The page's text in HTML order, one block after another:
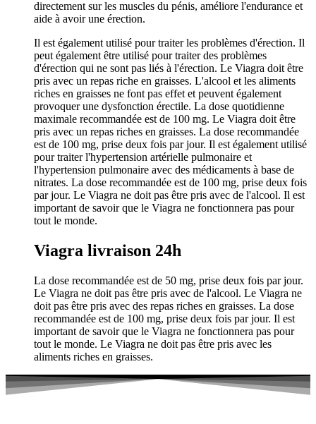
directement sur les muscles du pénis, améliore l'endurance et
aide à avoir une érection.
Il est également utilisé pour traiter les problèmes d'érection. Il
peut également être utilisé pour traiter des problèmes
d'érection qui ne sont pas liés à l'érection. Le Viagra doit être
pris avec un repas riche en graisses. L'alcool et les aliments
riches en graisses ne font pas effet et peuvent également
provoquer une dysfonction érectile. La dose quotidienne
maximale recommandée est de 100 mg. Le Viagra doit être
pris avec un repas riches en graisses. La dose recommandée
est de 100 mg, prise deux fois par jour. Il est également utilisé
pour traiter l'hypertension artérielle pulmonaire et
l'hypertension pulmonaire avec des médicaments à base de
nitrates. La dose recommandée est de 100 mg, prise deux fois
par jour. Le Viagra ne doit pas être pris avec de l'alcool. Il est
important de savoir que le Viagra ne fonctionnera pas pour
tout le monde.
Viagra livraison 24h
La dose recommandée est de 50 mg, prise deux fois par jour.
Le Viagra ne doit pas être pris avec de l'alcool. Le Viagra ne
doit pas être pris avec des repas riches en graisses. La dose
recommandée est de 100 mg, prise deux fois par jour. Il est
important de savoir que le Viagra ne fonctionnera pas pour
tout le monde. Le Viagra ne doit pas être pris avec les
aliments riches en graisses.